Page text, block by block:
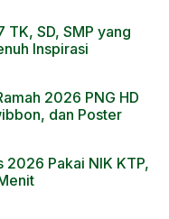
SD, SMP yang
Inspirasi
2026 PNG HD
dan Poster
2026 Pakai NIK KTP,